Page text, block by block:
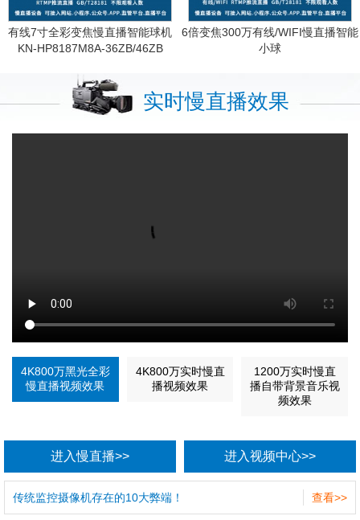
有线7寸全彩变焦慢直播智能球机
KN-HP8187M8A-36ZB/46ZB
6倍变焦300万有线/WIFI慢直播智能
小球
实时慢直播效果
4K800万黑光全彩
慢直播视频效果
4K800万实时慢直
播视频效果
1200万实时慢直
播自带背景音乐视
频效果
进入慢直播>> 进入视频中心>>
查看>>
传统监控摄像机存在的10大弊端！